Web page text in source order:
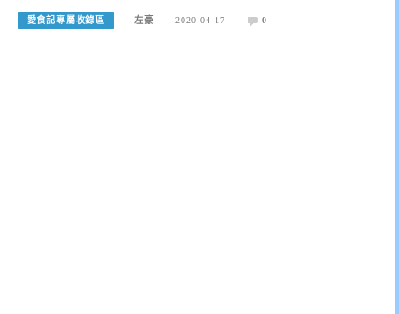
愛食記專屬收錄區 左豪 2020-04-17 0